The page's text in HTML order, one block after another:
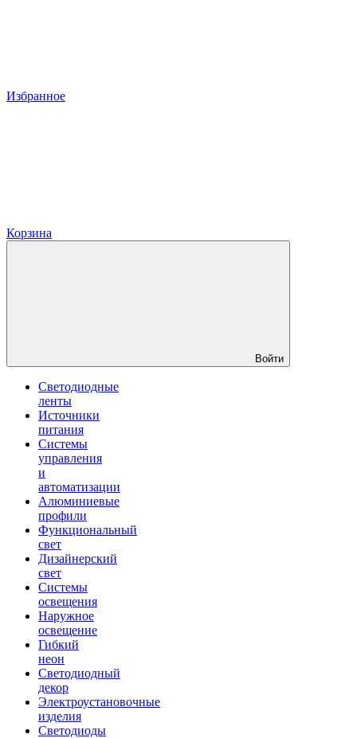
Избранное
Корзина
Войти
Светодиодные
ленты
Источники
питания
Системы
управления
и
автоматизации
Алюминиевые
профили
Функциональный
свет
Дизайнерский
свет
Системы
освещения
Наружное
освещение
Гибкий
неон
Светодиодный
декор
Электроустановочные
изделия
Светодиоды